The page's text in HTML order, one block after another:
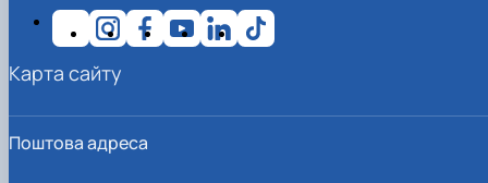
Поштова адреса
Карта сайту